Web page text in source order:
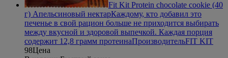
Fit Kit Protein chocolate сookie (40
г) Апельсиновый нектарКаждому, кто добавил это
печенье в свой рацион больше не приходится выбирать
между вкусной и здоровой выпечкой. Каждая порция
содержит 12,8 грамм протеинаПроизводительFIT KIT
98Цена